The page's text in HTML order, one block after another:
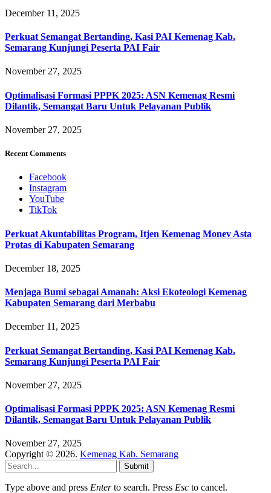
December 11, 2025
Perkuat Semangat Bertanding, Kasi PAI Kemenag Kab.
Semarang Kunjungi Peserta PAI Fair
November 27, 2025
Optimalisasi Formasi PPPK 2025: ASN Kemenag Resmi
Dilantik, Semangat Baru Untuk Pelayanan Publik
November 27, 2025
Recent Comments
Facebook
Instagram
YouTube
TikTok
Perkuat Akuntabilitas Program, Itjen Kemenag Monev Asta
Protas di Kabupaten Semarang
December 18, 2025
Menjaga Bumi sebagai Amanah: Aksi Ekoteologi Kemenag
Kabupaten Semarang dari Merbabu
December 11, 2025
Perkuat Semangat Bertanding, Kasi PAI Kemenag Kab.
Semarang Kunjungi Peserta PAI Fair
November 27, 2025
Optimalisasi Formasi PPPK 2025: ASN Kemenag Resmi
Dilantik, Semangat Baru Untuk Pelayanan Publik
November 27, 2025
Copyright © 2026. Kemenag Kab. Semarang
Submit
Type above and press Enterto search. Press Esc to cancel.